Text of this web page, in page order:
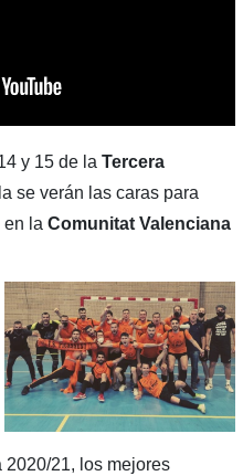
y 15 de la Tercera
se verán las caras para
en la Comunitat Valenciana
21, los mejores